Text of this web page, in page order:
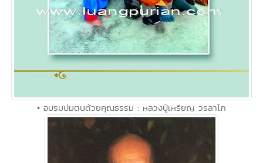
• อบรมบ่มตนด้วยคุณธรรม : หลวงปู่เหรียญ วรลาโภ